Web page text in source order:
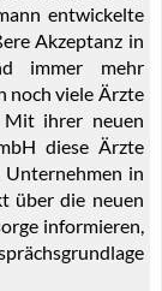
entwickelte
Akzeptanz in
immer mehr
noch viele Ärzte
ihrer neuen
diese Ärzte
in
über die neuen
informieren,